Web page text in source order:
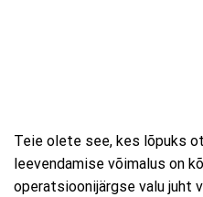
Teie olete see, kes lõpuks
leevendamise võimalus on
operatsioonijärgse valu juht